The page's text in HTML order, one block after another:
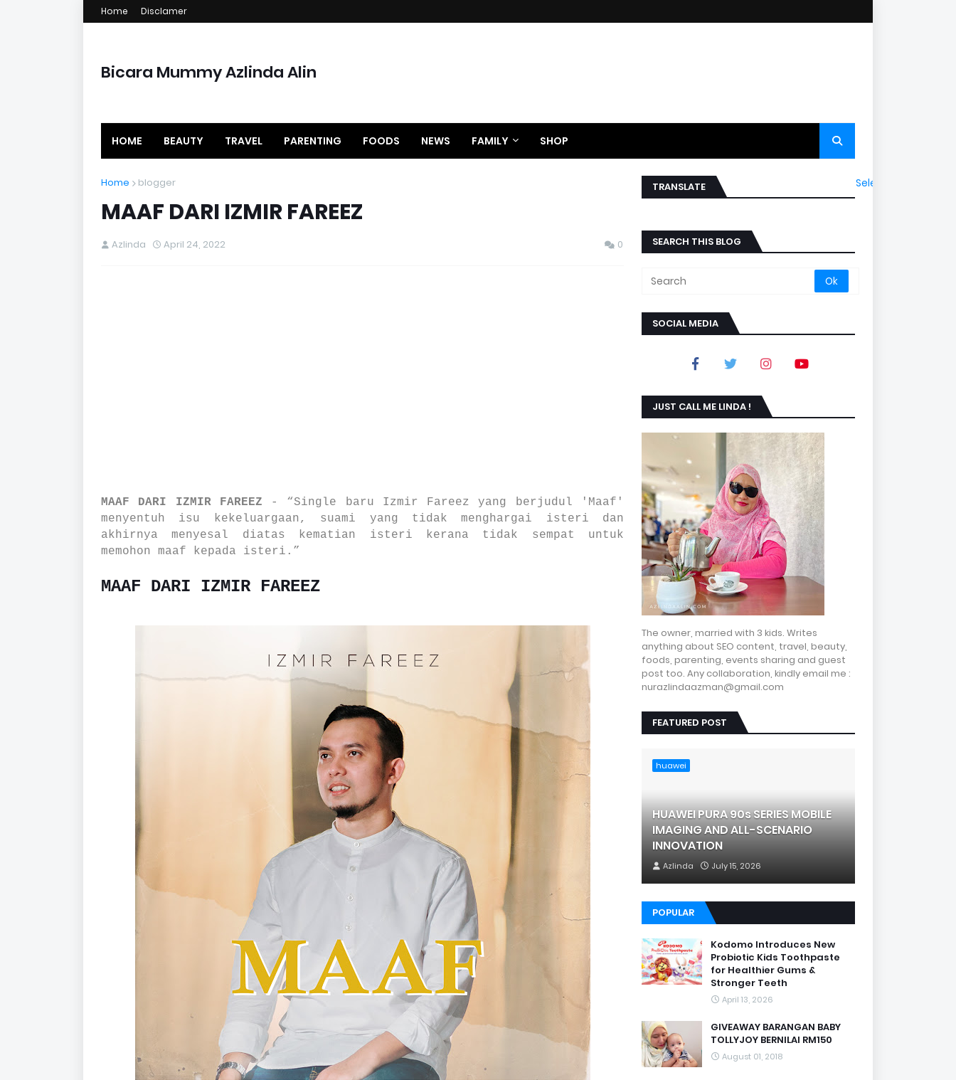
Home Disclamer
Bicara Mummy Azlinda Alin
HOME BEAUTY TRAVEL PARENTING FOODS NEWS FAMILY SHOP
Home blogger
MAAF DARI IZMIR FAREEZ
Azlinda April 24, 2022 0
MAAF DARI IZMIR FAREEZ - “Single baru Izmir Fareez yang berjudul 'Maaf'
menyentuh isu kekeluargaan, suami yang tidak menghargai isteri dan
akhirnya menyesal diatas kematian isteri kerana tidak sempat untuk
memohon maaf kepada isteri.”
MAAF DARI IZMIR FAREEZ
TRANSLATE Select Language
SEARCH THIS BLOG
SOCIAL MEDIA
JUST CALL ME LINDA !
The owner, married with 3 kids. Writes
anything about SEO content, travel, beauty,
foods, parenting, events sharing and guest
post too. Any collaboration, kindly email me :
nurazlindaazman@gmail.com
FEATURED POST
huawei
HUAWEI PURA 90s SERIES MOBILE
IMAGING AND ALL-SCENARIO
INNOVATION
Azlinda July 15, 2026
POPULAR
Kodomo Introduces New
Probiotic Kids Toothpaste
for Healthier Gums &
Stronger Teeth
April 13, 2026
GIVEAWAY BARANGAN BABY
TOLLYJOY BERNILAI RM150
August 01, 2018